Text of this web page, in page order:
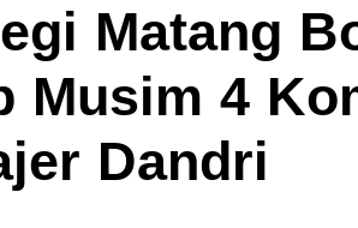
Matang
Musim 4
Dandri